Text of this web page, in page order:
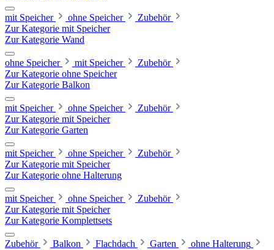
mit Speicher ohne Speicher
Zubehör
Zur Kategorie mit Speicher
Zur Kategorie Wand
ohne Speicher mit Speicher
Zubehör
Zur Kategorie ohne Speicher
Zur Kategorie Balkon
mit Speicher ohne Speicher
Zubehör
Zur Kategorie mit Speicher
Zur Kategorie Garten
mit Speicher ohne Speicher
Zubehör
Zur Kategorie mit Speicher
Zur Kategorie ohne Halterung
mit Speicher ohne Speicher
Zubehör
Zur Kategorie mit Speicher
Zur Kategorie Komplettsets
Zubehör Balkon Flachdach Garten
ohne Halterung